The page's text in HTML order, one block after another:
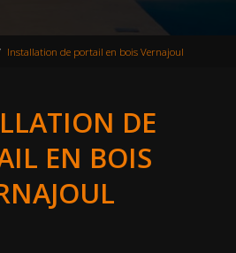
Installation de portail en bois Vernajoul
DE
EN BOIS